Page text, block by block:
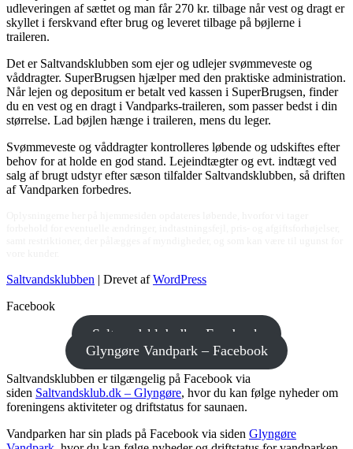
udleveringen af sættet og man får 270 kr. tilbage når vest og dragt er
skyllet i ferskvand efter brug og leveret tilbage på bøjlerne i
traileren.
Det er Saltvandsklubben som ejer og udlejer svømmeveste og
våddragter. SuperBrugsen hjælper med den praktiske administration.
Når lejen og depositum er betalt ved kassen i Super­Brugsen, finder
du en vest og en dragt i Vandparks-traileren, som passer bedst i din
stør­relse. Lad bøjlen hænge i traileren, mens du leger.
Svømmeveste og våddragter kontrolleres løbende og udskiftes efter
behov for at holde en god stand. Lejeindtægter og evt. indtægt ved
salg af brugt udstyr efter sæson tilfalder Saltvandsklubben, så driften
af Vandparken forbedres.
Saltvandsklubben | Drevet afWordPress
Facebook
Saltvandsklub.dk – Facebook
Glyngøre Vandpark – Facebook
Saltvandsklubben er tilgængelig på Facebook via
siden Saltvandsklub.dk – Glyngøre, hvor du kan følge nyheder om
foreningens aktiviteter og driftstatus for saunaen.
Vandparken har sin plads på Facebook via siden Glyngøre